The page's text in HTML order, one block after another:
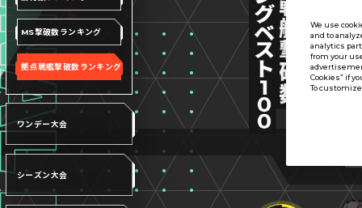
MS撃破数ランキング
拠点戦艦撃破数ランキング
ワンデー大会
シーズン大会
We use
and to
analytics
from your
Cookies” if
To